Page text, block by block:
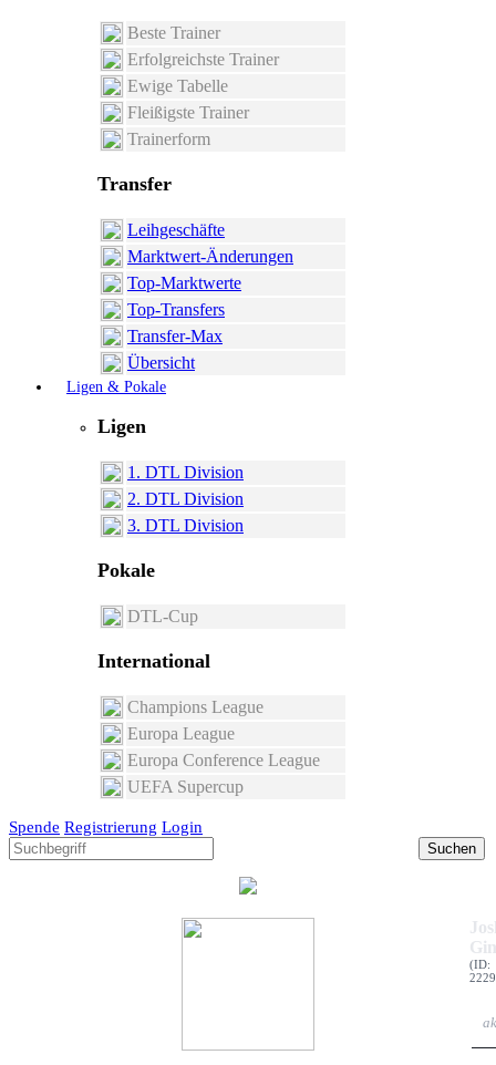
Beste Trainer
Erfolgreichste Trainer
Ewige Tabelle
Fleißigste Trainer
Trainerform
Transfer
Leihgeschäfte
Marktwert-Änderungen
Top-Marktwerte
Top-Transfers
Transfer-Max
Übersicht
Ligen & Pokale
Ligen
1. DTL Division
2. DTL Division
3. DTL Division
Pokale
DTL-Cup
International
Champions League
Europa League
Europa Conference League
UEFA Supercup
Spende Registrierung Login
Suchen
(ID: